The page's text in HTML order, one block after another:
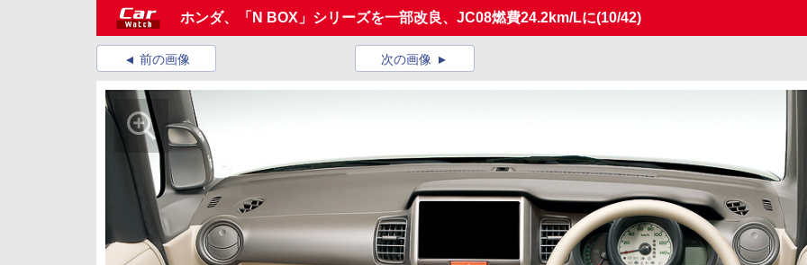
ホンダ、「N BOX」シリーズを一部改良、JC08燃費24.2km/Lに(10/42)
前の画像 次の画像